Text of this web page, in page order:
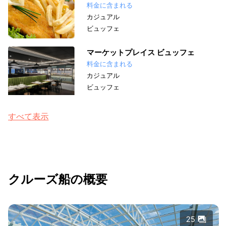
料金に含まれる
カジュアル
ビュッフェ
マーケットプレイス ビュッフェ
料金に含まれる
カジュアル
ビュッフェ
すべて表示
クルーズ船の概要
25